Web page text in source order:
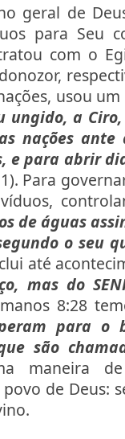
geral de
para Seu
com o
usou
ungido, a
nações ante
e para abrir
Para
de águas
o seu
até
mas do
8:28
para o
são
maneira
de Deus: